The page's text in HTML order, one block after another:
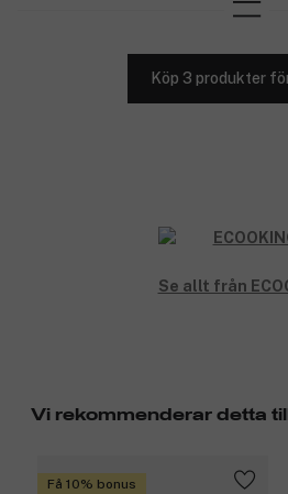
Köp 3 produkter
Se allt från
Vi rekommenderar detta
Få 10% bonus